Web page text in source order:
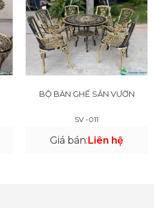
BỘ BÀN GHẾ SÂN VƯỜN
SV -011
Giá bán:Liên hệ